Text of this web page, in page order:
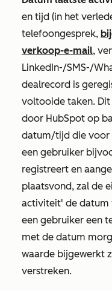
en tijd (in het
telefoongesprek,
verkoop-e-mail,
LinkedIn-/SMS-/
dealrecord is
voltooide taken.
door HubSpot op
datum/tijd die voor
een gebruiker
registreert en
plaatsvond, zal de
activiteit' de datum
een gebruiker een
met de datum
waarde bijgewerkt
verstreken.